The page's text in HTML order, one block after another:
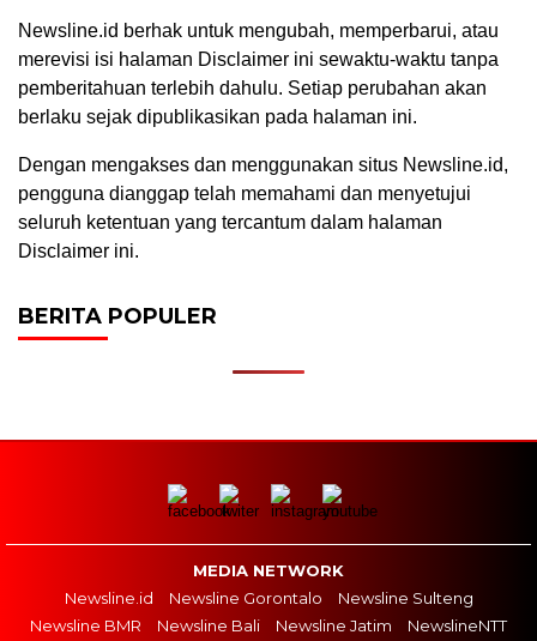
Newsline.id berhak untuk mengubah, memperbarui, atau
merevisi isi halaman Disclaimer ini sewaktu-waktu tanpa
pemberitahuan terlebih dahulu. Setiap perubahan akan
berlaku sejak dipublikasikan pada halaman ini.
Dengan mengakses dan menggunakan situs Newsline.id,
pengguna dianggap telah memahami dan menyetujui
seluruh ketentuan yang tercantum dalam halaman
Disclaimer ini.
BERITA POPULER
MEDIA NETWORK
Newsline.id
Newsline Gorontalo
Newsline Sulteng
Newsline BMR
Newsline Bali Newsline Jatim
NewslineNTT